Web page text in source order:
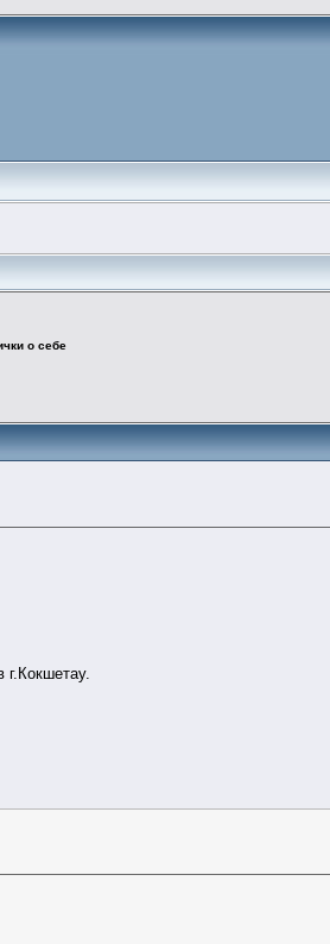
о себе